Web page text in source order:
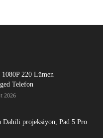
220 Lümen
Telefon
2026
Dahili projeksiyon, Pad 5 Pro